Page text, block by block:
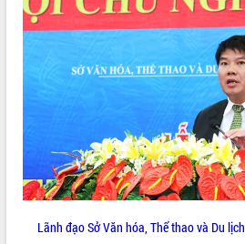
LIÊN KẾT WEB
THỐNG KÊ TRUY CẬP
Hôm nay: 21977
Tất cả: 66107645
Lãnh đạo Sở Văn hóa, Thể thao và Du